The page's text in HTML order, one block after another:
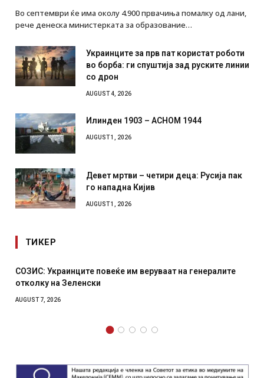
Во септември ќе има околу 4.900 првачиња помалку од лани,
рече денеска министерката за образование…
Украинците за прв пат користат роботи
во борба: ги спуштија зад руските линии
со дрон
AUGUST 4, 2026
Илинден 1903 – АСНОМ 1944
AUGUST 1, 2026
Девет мртви – четири деца: Русија пак
го нападна Кијив
AUGUST 1, 2026
ТИКЕР
им веруваат на генералите
Рачна бомба експлодира